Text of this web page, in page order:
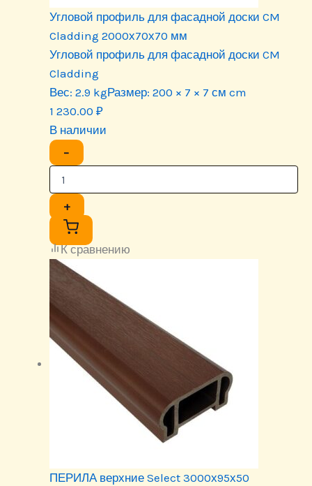
Угловой профиль для фасадной доски CM
Cladding 2000х70х70 мм
Угловой профиль для фасадной доски CM
Cladding
Вес: 2.9 kgРазмер: 200 × 7 × 7 см cm
1 230.00 ₽
В наличии
−
+
К сравнению
ПЕРИЛА верхние Select 3000х95х50